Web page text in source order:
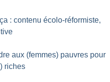
: contenu écolo-réformiste,
aux (femmes) pauvres pour
riches